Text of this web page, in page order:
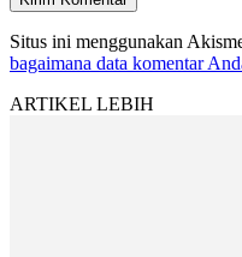
Situs ini menggunakan
bagaimana data komentar
ARTIKEL LEBIH